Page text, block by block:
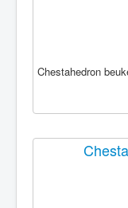
Chestahedron